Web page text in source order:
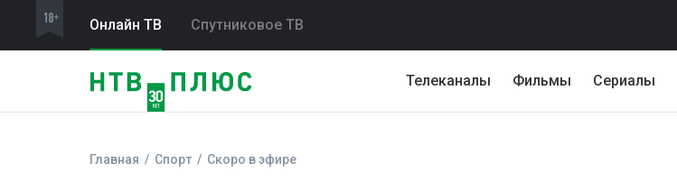
Онлайн ТВ Спутниковое ТВ
Телеканалы Фильмы Сериалы
Главная Спорт Скоро в эфире